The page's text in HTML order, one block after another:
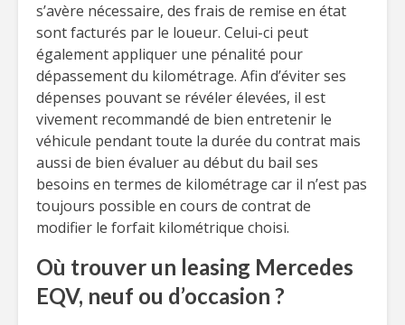
s’avère nécessaire, des frais de remise en état
sont facturés par le loueur. Celui-ci peut
également appliquer une pénalité pour
dépassement du kilométrage. Afin d’éviter ses
dépenses pouvant se révéler élevées, il est
vivement recommandé de bien entretenir le
véhicule pendant toute la durée du contrat mais
aussi de bien évaluer au début du bail ses
besoins en termes de kilométrage car il n’est pas
toujours possible en cours de contrat de
modifier le forfait kilométrique choisi.
Où trouver un leasing Mercedes
EQV, neuf ou d’occasion ?